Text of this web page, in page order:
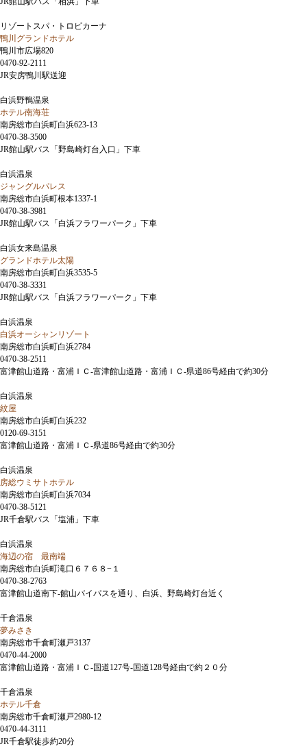
リゾートスパ・トロピカーナ
鴨川グランドホテル
鴨川市広場820
0470-92-2111
JR安房鴨川駅送迎
白浜野鴨温泉
ホテル南海荘
南房総市白浜町白浜623-13
0470-38-3500
JR館山駅バス「野島崎灯台入口」下車
白浜温泉
ジャングルパレス
南房総市白浜町根本1337-1
0470-38-3981
JR館山駅バス「白浜フラワーパーク」下車
白浜女来島温泉
グランドホテル太陽
南房総市白浜町白浜3535-5
0470-38-3331
JR館山駅バス「白浜フラワーパーク」下車
白浜温泉
白浜オーシャンリゾート
南房総市白浜町白浜2784
0470-38-2511
富津館山道路・富浦ＩＣ-富津館山道路・富浦ＩＣ-県道86号経由で約30分
白浜温泉
紋屋
南房総市白浜町白浜232
0120-69-3151
富津館山道路・富浦ＩＣ-県道86号経由で約30分
白浜温泉
房総ウミサトホテル
南房総市白浜町白浜7034
0470-38-5121
JR千倉駅バス「塩浦」下車
白浜温泉
海辺の宿 最南端
南房総市白浜町滝口６７６８−１
0470-38-2763
富津館山道南下-館山バイパスを通り、白浜、野島崎灯台近く
千倉温泉
夢みさき
南房総市千倉町瀬戸3137
0470-44-2000
富津館山道路・富浦ＩＣ-国道127号-国道128号経由で約２０分
千倉温泉
ホテル千倉
南房総市千倉町瀬戸2980-12
0470-44-3111
JR千倉駅徒歩約20分